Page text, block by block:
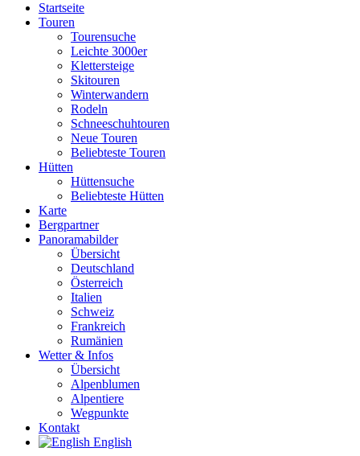
Startseite
Touren
Tourensuche
Leichte 3000er
Klettersteige
Skitouren
Winterwandern
Rodeln
Schneeschuhtouren
Neue Touren
Beliebteste Touren
Hütten
Hüttensuche
Beliebteste Hütten
Karte
Bergpartner
Panoramabilder
Übersicht
Deutschland
Österreich
Italien
Schweiz
Frankreich
Rumänien
Wetter & Infos
Übersicht
Alpenblumen
Alpentiere
Wegpunkte
Kontakt
English